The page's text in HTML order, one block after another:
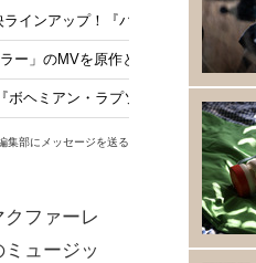
インアップ！『パスト ライブス／
ー」のMVを原作とした『SING／シ
ヘミアン・ラプソディ』まで大ヒッ
集部にメッセージを送る
ファーレ
ュージッ